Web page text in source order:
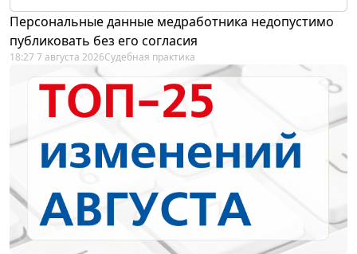
Персональные данные медработника недопустимо
публиковать без его согласия
18:27 7 августа 2026Судебная практика